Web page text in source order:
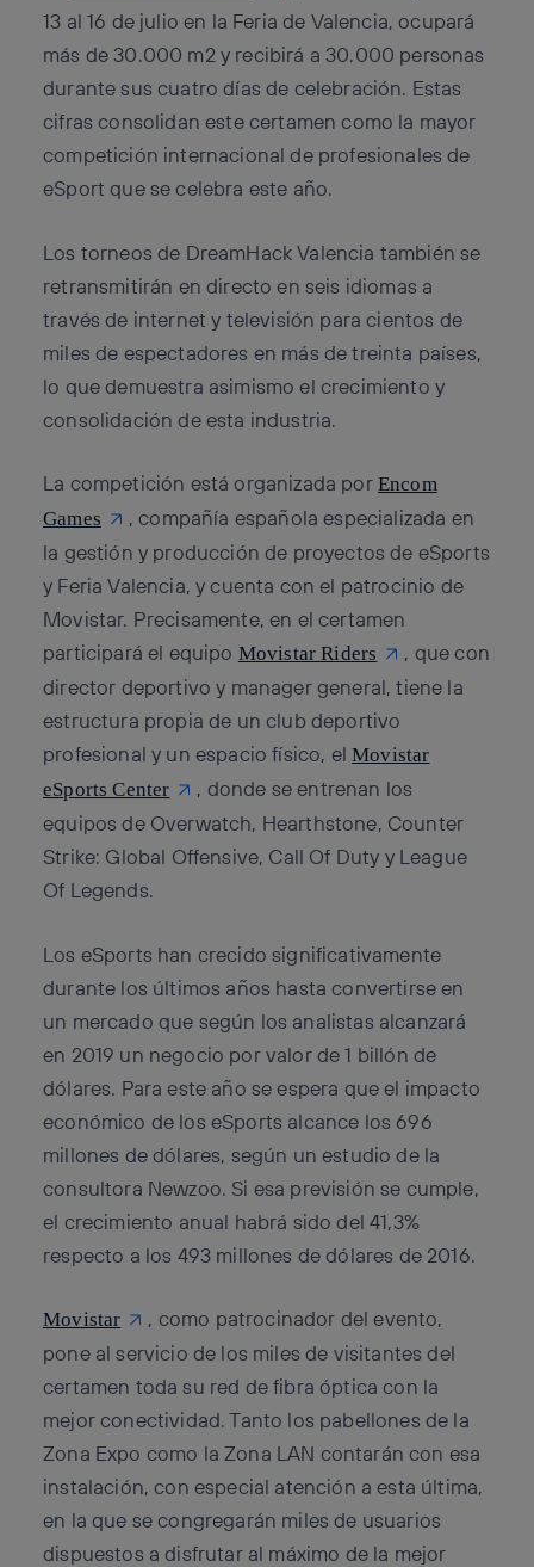
13 al 16 de julio en la Feria de Valencia, ocupará
más de 30.000 m2 y recibirá a 30.000 personas
durante sus cuatro días de celebración. Estas
cifras consolidan este certamen como la mayor
competición internacional de profesionales de
eSport que se celebra este año.
Los torneos de DreamHack Valencia también se
retransmitirán en directo en seis idiomas a
través de internet y televisión para cientos de
miles de espectadores en más de treinta países,
lo que demuestra asimismo el crecimiento y
consolidación de esta industria.
La competición está organizada por Encom
Games
, compañía española especializada en
la gestión y producción de proyectos de eSports
y Feria Valencia, y cuenta con el patrocinio de
Movistar. Precisamente, en el certamen
participará el equipo Movistar Riders
, que con
director deportivo y manager general, tiene la
estructura propia de un club deportivo
profesional y un espacio físico, elMovistar
eSports Center
, donde se entrenan los
equipos de Overwatch, Hearthstone, Counter
Strike: Global Offensive, Call Of Duty y League
Of Legends.
Los eSports han crecido significativamente
durante los últimos años hasta convertirse en
un mercado que según los analistas alcanzará
en 2019 un negocio por valor de 1 billón de
dólares. Para este año se espera que el impacto
económico de los eSports alcance los 696
millones de dólares, según un estudio de la
consultora Newzoo. Si esa previsión se cumple,
el crecimiento anual habrá sido del 41,3%
respecto a los 493 millones de dólares de 2016.
Movistar
, como patrocinador del evento,
pone al servicio de los miles de visitantes del
certamen toda su red de fibra óptica con la
mejor conectividad. Tanto los pabellones de la
Zona Expo como la Zona LAN contarán con esa
instalación, con especial atención a esta última,
en la que se congregarán miles de usuarios
dispuestos a disfrutar al máximo de la mejor